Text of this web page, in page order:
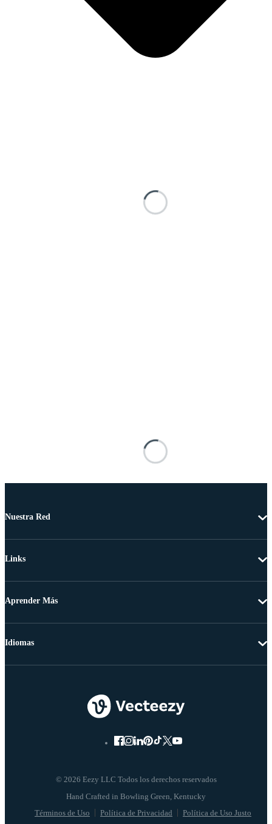
Nuestra Red
Links
Aprender Más
© 2026 Eezy LLC Todos los derechos reservados
Términos de Uso Política de Privacidad Política de Uso Justo
Idiomas